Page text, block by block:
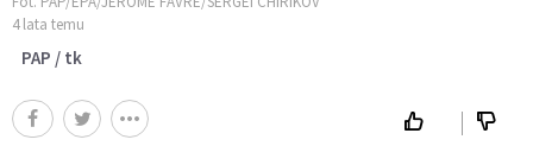
4 lata temu
PAP / tk